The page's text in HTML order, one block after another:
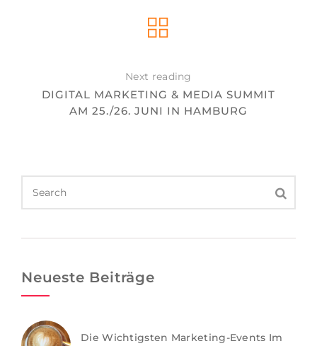
Next reading
DIGITAL MARKETING & MEDIA SUMMIT
AM 25./26. JUNI IN HAMBURG
Neueste Beiträge
Die Wichtigsten Marketing-Events Im